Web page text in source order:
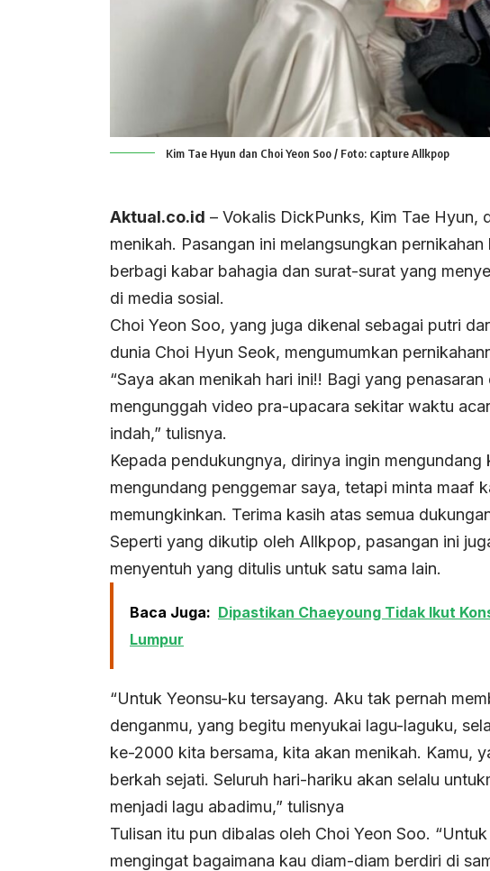
Kim Tae Hyun dan Choi Yeon Soo / Foto: capture Allkpop
Aktual.co.id – Vokalis DickPunks, Kim Tae Hyun,
menikah. Pasangan ini melangsungkan
berbagi kabar bahagia dan surat-surat yang
di media sosial.
Choi Yeon Soo, yang juga dikenal sebagai putri
dunia Choi Hyun Seok, mengumumkan
“Saya akan menikah hari ini!! Bagi yang
mengunggah video pra-upacara sekitar waktu
indah,” tulisnya.
Kepada pendukungnya, dirinya ingin mengundang
mengundang penggemar saya, tetapi minta maaf
memungkinkan. Terima kasih atas semua
Seperti yang dikutip oleh Allkpop, pasangan ini
menyentuh yang ditulis untuk satu sama lain.
Baca Juga: Dipastikan Chaeyoung Tidak Ikut
Lumpur
“Untuk Yeonsu-ku tersayang. Aku tak pernah
denganmu, yang begitu menyukai lagu-laguku,
ke-2000 kita bersama, kita akan menikah. Kamu,
berkah sejati. Seluruh hari-hariku akan selalu
menjadi lagu abadimu,” tulisnya
Tulisan itu pun dibalas oleh Choi Yeon Soo.
mengingat bagaimana kau diam-diam berdiri di